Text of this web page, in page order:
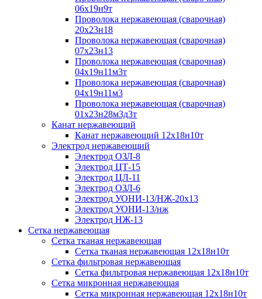
06х19н9т
Проволока нержавеющая (сварочная)
20х23н18
Проволока нержавеющая (сварочная)
07х23н13
Проволока нержавеющая (сварочная)
04х19н11м3т
Проволока нержавеющая (сварочная)
04х19н11м3
Проволока нержавеющая (сварочная)
01х23н28м3д3т
Канат нержавеющий
Канат нержавеющий 12х18н10т
Электрод нержавеющий
Электрод ОЗЛ-8
Электрод ЦТ-15
Электрод ЦЛ-11
Электрод ОЗЛ-6
Электрод УОНИ-13/НЖ-20х13
Электрод УОНИ-13/нж
Электрод НЖ-13
Сетка нержавеющая
Сетка тканая нержавеющая
Сетка тканая нержавеющая 12х18н10т
Сетка фильтровая нержавеющая
Сетка фильтровая нержавеющая 12х18н10т
Сетка микронная нержавеющая
Сетка микронная нержавеющая 12х18н10т